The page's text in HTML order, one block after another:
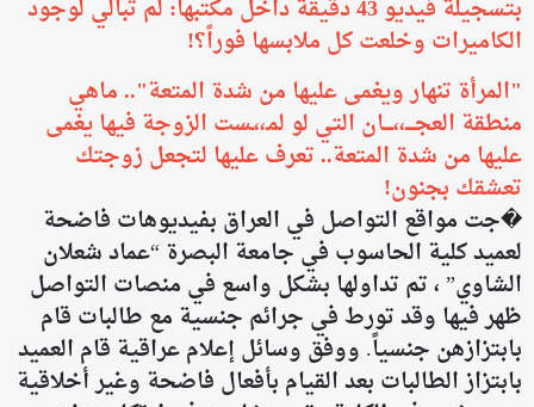
بتسجيلة فيديو 43 دقيقة داخل مكتبها: لم تبالي لوجود
الكاميرات وخلعت كل ملابسها فوراً؟!
​"المرأة تنهار ويغمى عليها من شدة المتعة".. ماهي
منطقة العجــــ،،ــــان التي لو لمـ،،ـست الزوجة فيها يغمى
عليها من شدة المتعة.. تعرف عليها لتجعل زوجتك
تعشقك بجنون!
�جت مواقع التواصل في العراق بفيديوهات فاضحة
لعميد كلية الحاسوب في جامعة البصرة “عماد شعلان
الشاوي” ، تم تداولها بشكل واسع في منصات التواصل
ظهر فيها وقد تورط في جرائم جنسية مع طالبات قام
بابتزازهن جنسياً. ووفق وسائل إعلام عراقية قام العميد
بابتزاز الطالبات بعد القيام بأفعال فاضحة وغير أخلاقية